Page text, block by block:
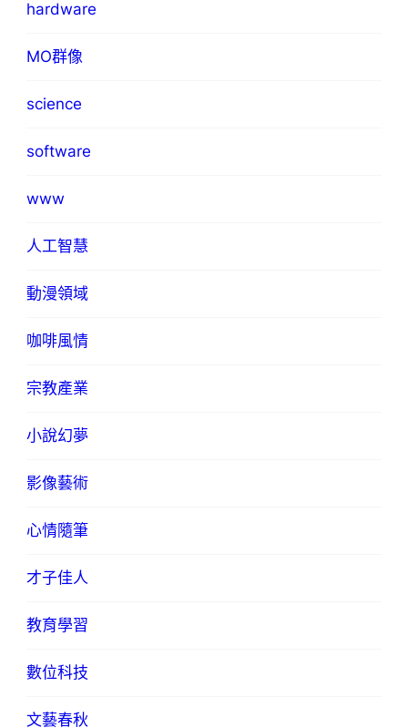
hardware
MO群像
science
software
www
人工智慧
動漫領域
咖啡風情
宗教產業
小說幻夢
影像藝術
心情隨筆
才子佳人
教育學習
數位科技
文藝春秋